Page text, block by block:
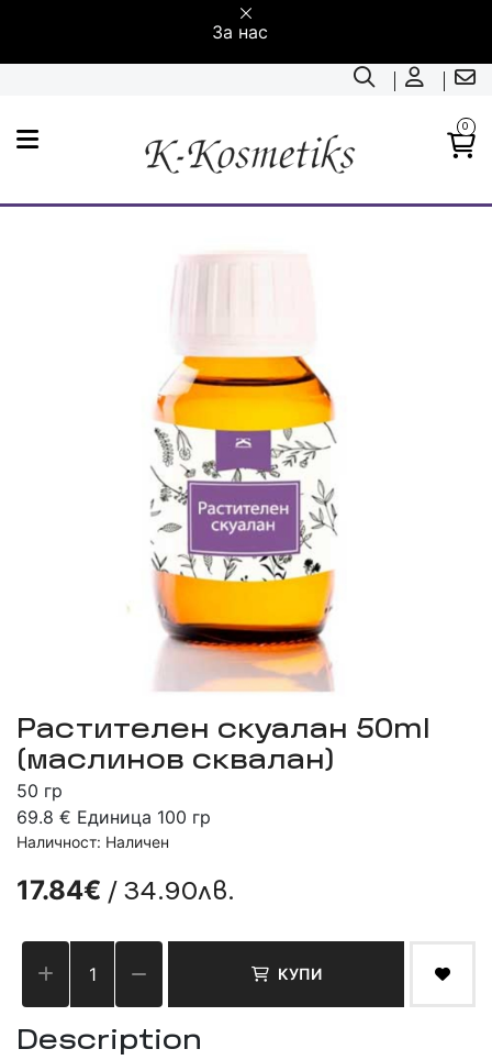
За нас
0
Растителен скуалан 50ml
(маслинов сквалан)
50 гр
69.8 € Единица 100 гр
Наличност: Наличен
17.84€ / 34.90лв.
КУПИ
Description